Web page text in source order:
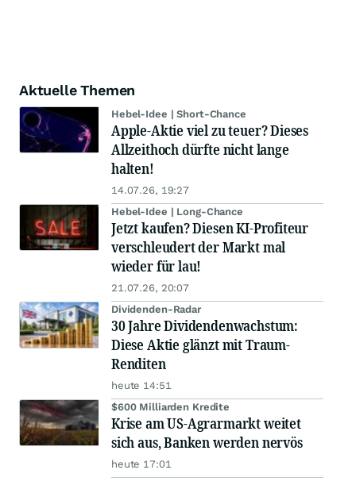
Aktuelle Themen
Hebel-Idee | Short-Chance
Apple-Aktie viel zu teuer? Dieses
Allzeithoch dürfte nicht lange
halten!
14.07.26, 19:27
Hebel-Idee | Long-Chance
Jetzt kaufen? Diesen KI-Profiteur
verschleudert der Markt mal
wieder für lau!
21.07.26, 20:07
Dividenden-Radar
30 Jahre Dividendenwachstum:
Diese Aktie glänzt mit Traum-
Renditen
heute 14:51
$600 Milliarden Kredite
Krise am US-Agrarmarkt weitet
sich aus, Banken werden nervös
heute 17:01